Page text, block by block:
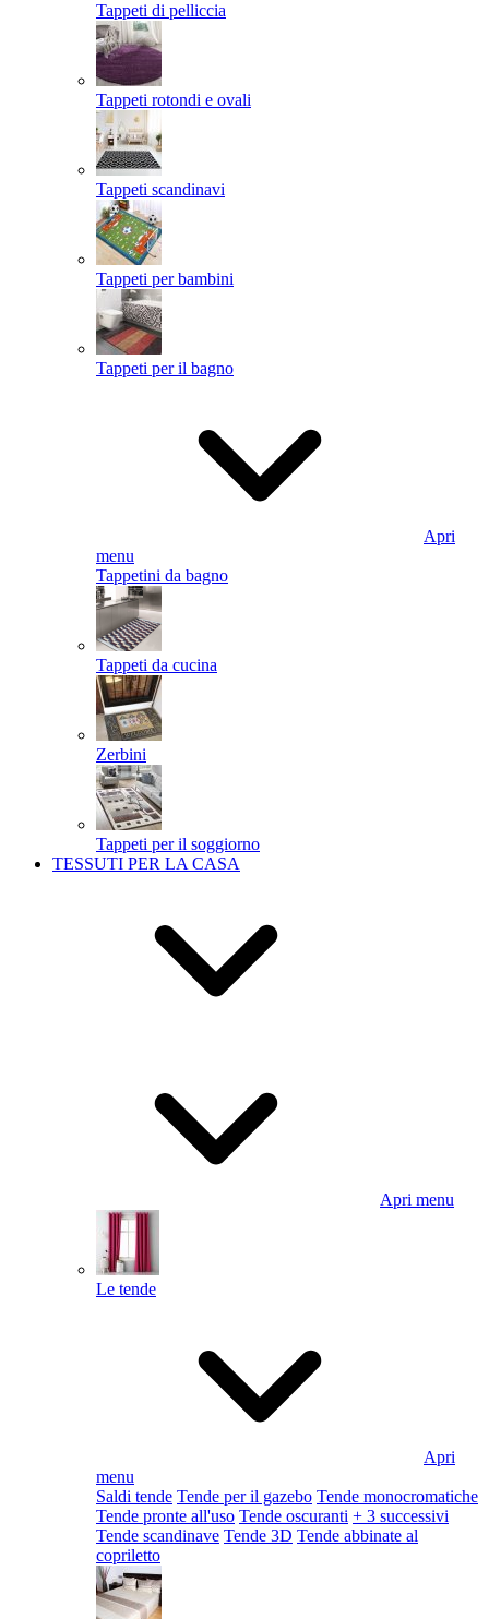
Tappeti di pelliccia
Tappeti rotondi e ovali
Tappeti scandinavi
Tappeti per bambini
Tappeti per il bagno
Apri
menu
Tappetini da bagno
Tappeti da cucina
Zerbini
Tappeti per il soggiorno
TESSUTI PER LA CASA
Apri menu
Le tende
Apri
menu
Saldi tende Tende per il gazebo Tende monocromatiche
Tende pronte all'uso Tende oscuranti + 3 successivi
Tende scandinave Tende 3D Tende abbinate al
copriletto